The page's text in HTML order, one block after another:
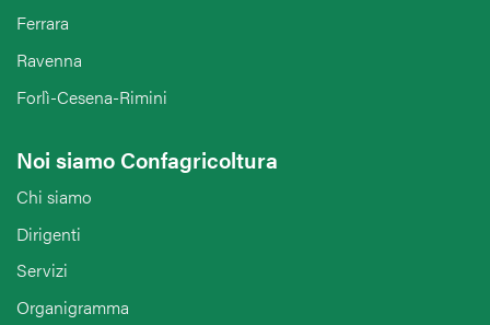
Ferrara
Ravenna
Forlì-Cesena-Rimini
Noi siamo Confagricoltura
Chi siamo
Dirigenti
Servizi
Organigramma